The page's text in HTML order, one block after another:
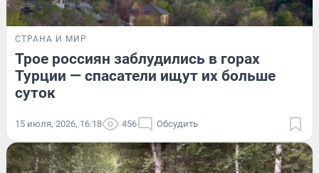
СТРАНА И МИР
Трое россиян заблудились в горах
Турции — спасатели ищут их больше
суток
15 июля, 2026, 16:18 456 Обсудить